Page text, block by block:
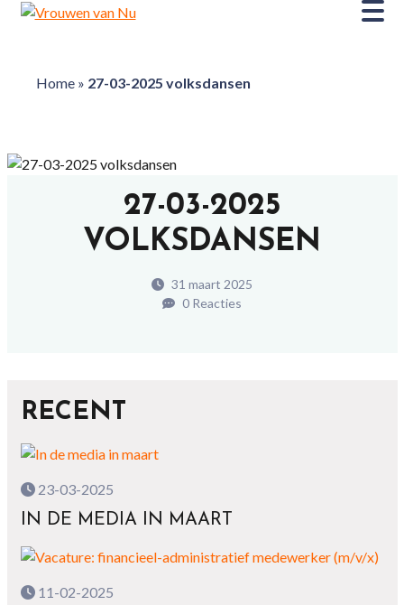
Home» 27-03-2025 volksdansen
27-03-2025
VOLKSDANSEN
31 maart 2025
0 Reacties
RECENT
23-03-2025
IN DE MEDIA IN MAART
11-02-2025